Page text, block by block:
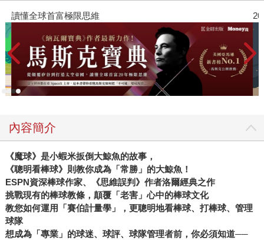
少數人那邊 如果要我選一本影響我們創業最深的棒球書，
我會毫不猶豫地說《魔球》。 第一次接觸這個故事其實是
在我高中的時候。那時候我跟一群高中棒球社的同學跑去電
影院，看布萊德・彼特飾演的職業球隊總經理，在有限的預
算下，帶著喬納・希爾用數據分析，找出那些在場上貢獻價
值被市場低估的職業球員，一步一步拼出一支有競爭力的球
隊。 當時其實沒有想太多，只覺得這個故事很酷。利用一
力，甚至是整個聯盟的環境。 但現在回頭看，某種程度上
好像真的影響了後來的我。從一點對棒球數據感興趣的小火
苗，到十年後創立野球革命網站，慢慢發現體育主播、專欄
作家、YouTuber，甚至球員，都會觀看我們整理的棒球數
據，這件事情其實讓人非常意外，也很驚喜。 2. 《MVP製
造機》：明星球員，其實是可以被打造出來的 如果說《魔
球》講的是如何利用數據找到被低估的球員，那《MVP製造
機》談的則是更近代、也更深入的一個趨勢：如何有系統地
讀懂全球首富極限思維
內容簡介
《魔球》是小蝦米扳倒大鯨魚的故事，
《聰明看棒球》則教你成為「常勝」的大鯨魚！
ESPN資深棒球作家、《思維誤判》作者洛爾經典之作
挑戰現有的棒球教條，顛覆「老害」心中的棒球文化
教您如何運用「賽伯計量學」，更聰明地看棒球、打棒球、管理
球隊
想成為「專業」的球迷、球評、球隊管理者前，你必須知道──